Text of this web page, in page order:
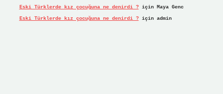
Eski Türklerde kız çocuğuna ne denirdi ?için Maya Genc
Eski Türklerde kız çocuğuna ne denirdi ?için admin